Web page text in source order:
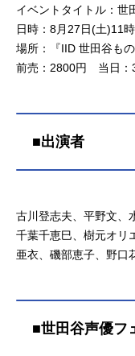
イベントタイトル：世
日時：8月27日(土)11
場所：『IID 世田谷もの
前売：2800円 当日
■出演者
古川登志夫、平野文、
千葉千恵巳、樹元オリ
亜衣、磯部恵子、野口
■世田谷声優フ